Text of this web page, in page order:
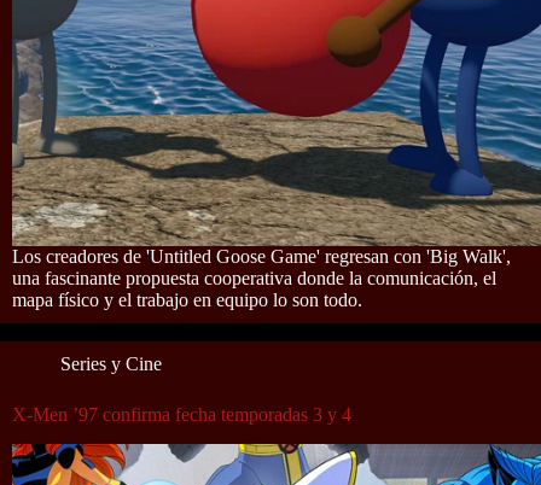
Los creadores de 'Untitled Goose Game' regresan con 'Big Walk',
una fascinante propuesta cooperativa donde la comunicación, el
mapa físico y el trabajo en equipo lo son todo.
Series y Cine
X-Men ’97 confirma fecha temporadas 3 y 4